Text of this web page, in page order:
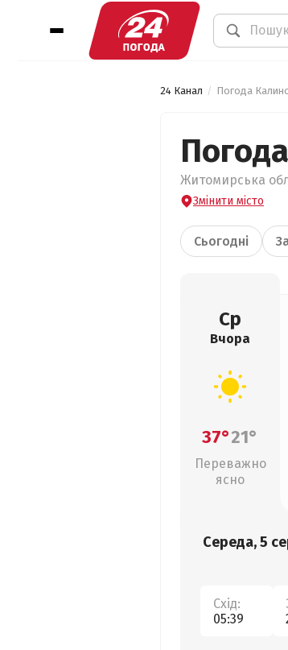
24 Канал Погода
Житомирська
Змінити місто
Сьогодні
Ср
Вчора
37°21°
Переважно
ясно
Середа, 5
Схід:
05:39